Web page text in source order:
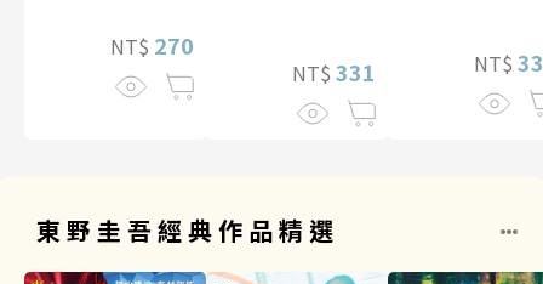
NT$ 270
NT$ 331 NT$
東野圭吾經典作品精選